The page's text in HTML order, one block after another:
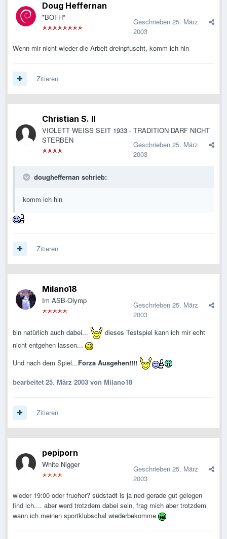
Doug Heffernan
*BOFH* Geschrieben 25. März
2003
Wenn mir nicht wieder die Arbeit dreinpfuscht, komm ich hin
Zitieren
Christian S. II
VIOLETT WEISS SEIT 1933 - TRADITION DARF NICHT
STERBEN
Geschrieben 25. März
2003
dougheffernan schrieb:
komm ich hin
Zitieren
Milano18
Im ASB-Olymp Geschrieben 25. März
2003
bin natürlich auch dabei...
dieses Testspiel kann ich mir echt
nicht entgehen lassen...
Und nach dem Spiel...Forza Ausgehen!!!!
bearbeitet 25. März 2003 von Milano18
Zitieren
pepiporn
White Nigger Geschrieben 25. März
2003
wieder 19:00 oder frueher? südstadt is ja ned gerade gut gelegen
find ich.... aber werd trotzdem dabei sein, frag mich aber trotzdem
wann ich meinen sportklubschal wiederbekomme